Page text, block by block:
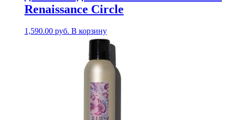
Renaissance Circle
1,590.00 руб. В корзину